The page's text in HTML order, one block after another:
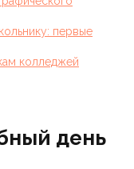
первые
колледжей
день